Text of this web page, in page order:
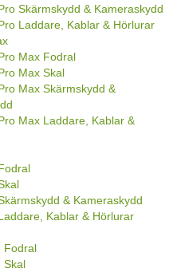
Skärmskydd & Kameraskydd
Laddare, Kablar & Hörlurar
Max Fodral
Max Skal
Max Skärmskydd &
Max Laddare, Kablar &
& Kameraskydd
Kablar & Hörlurar
Fodral
Skal